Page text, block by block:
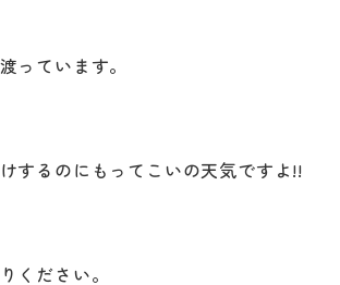
っています。
するのにもってこいの天気ですよ!!
ください。